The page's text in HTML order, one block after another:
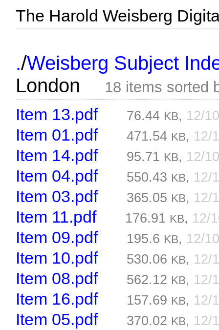
The Harold Weisberg
./Weisberg Subject
London
18 items sorted
Item 13.pdf 76.44 KB, 12/
Item 01.pdf 471.54 KB, 12/
Item 14.pdf 95.71 KB, 12/
Item 04.pdf 550.43 KB, 12/
Item 03.pdf 365.05 KB, 12/
Item 11.pdf 176.91 KB, 12/
Item 09.pdf 195.6 KB, 12/
Item 10.pdf 530.06 KB, 12/
Item 08.pdf 562.12 KB, 12/
Item 16.pdf 157.69 KB, 12/
Item 05.pdf 370.02 KB, 12/